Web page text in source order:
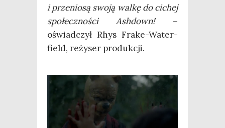
i prze­nio­są swo­ją wal­kę do cichej
spo­łecz­no­ści Ash­down!–
oświad­czył Rhys Fra­ke-Water­
field, reży­ser produkcji.